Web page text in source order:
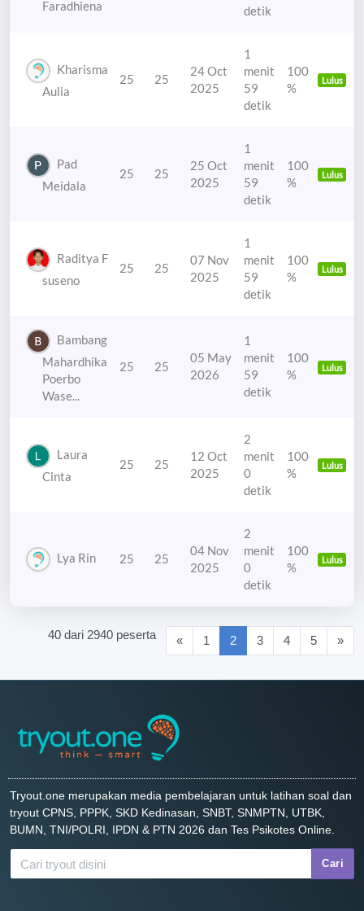
Faradhiena
detik
Kharisma
Aulia
25 25
24 Oct
2025
1
menit
59
detik
100
%
Lulus
Pad
Meidala
25 25
25 Oct
2025
1
menit
59
detik
100
%
Lulus
Raditya F
suseno
25 25
07 Nov
2025
1
menit
59
detik
100
%
Lulus
Bambang
Mahardhika
Poerbo
Wase...
25 25
05 May
2026
1
menit
59
detik
100
%
Lulus
Laura
Cinta
25 25
12 Oct
2025
2
menit
0
detik
100
%
Lulus
Lya Rin 25 25
04 Nov
2025
2
menit
0
detik
100
%
Lulus
40 dari 2940 peserta « 1 2(current)
3 4 5 »
Tryout.one merupakan media pembelajaran untuk latihan soal dan
tryout CPNS, PPPK, SKD Kedinasan, SNBT, SNMPTN, UTBK,
BUMN, TNI/POLRI, IPDN & PTN 2026 dan Tes Psikotes Online.
Cari